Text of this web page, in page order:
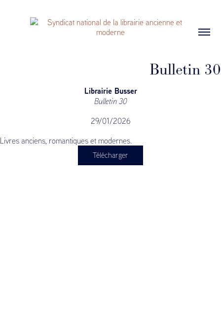
Bulletin 30
Librairie Busser
Bulletin 30
29/01/2026
Livres anciens, romantiques et modernes.
Télécharger